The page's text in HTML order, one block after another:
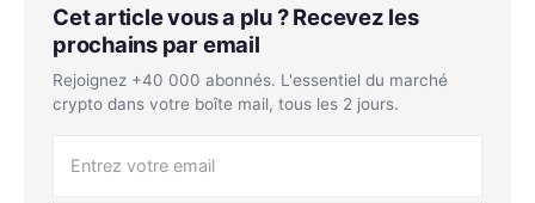
Cet article vous a plu ? Recevez les
prochains par email
Rejoignez +40 000 abonnés. L'essentiel du marché
crypto dans votre boîte mail, tous les 2 jours.